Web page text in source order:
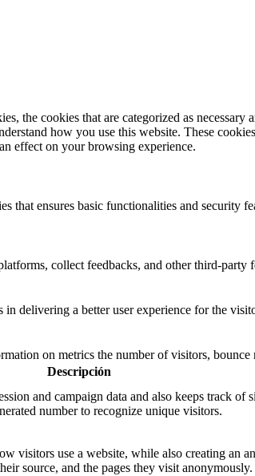
the cookies that are categorized as necessary
how you use this website. These
effect on your browsing experience.
ensures basic functionalities and security
collect feedbacks, and other third-party
delivering a better user experience for the
on metrics the number of visitors, bounce
Descripción
and campaign data and also keeps track of
number to recognize unique visitors.
visitors use a website, while also creating an
source, and the pages they visit anonymously.